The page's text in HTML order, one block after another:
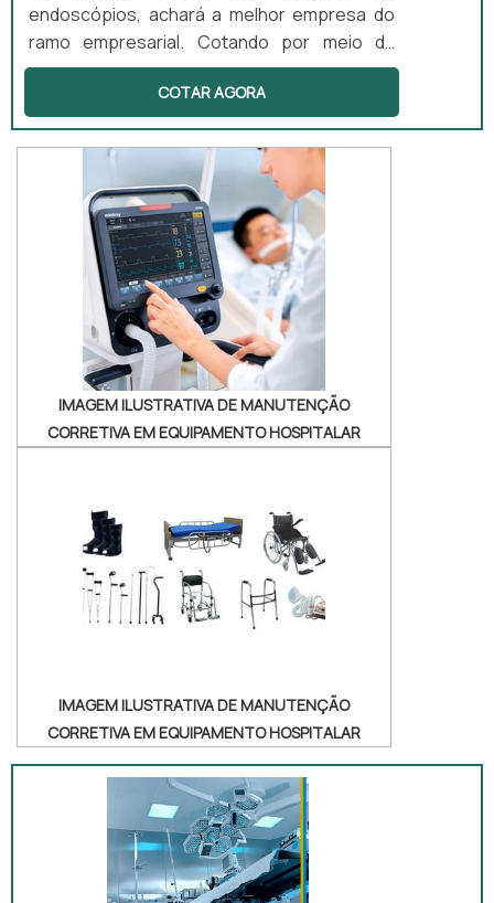
endoscópios, achará a melhor empresa do
ramo empresarial. Cotando por meio da
própria empresa e descobrindo a melhor
referência em qualidade.DIFERENCIAIS
IMPORTANTES DE LAVADORA DE
ENDOSCÓPIOSQuem quer achar lavadora de
endoscópios em uma empresa inovadora,
depara com a Sanders do Brasil. A empresa
atua com lavadoras ultrassônicas e
circuladores de saneantes, garantindo a
satisfação da venda à entrega fin...
COTAR AGORA
IMAGEM ILUSTRATIVA DE MANUTENÇÃO
CORRETIVA EM EQUIPAMENTO HOSPITALAR
IMAGEM ILUSTRATIVA DE MANUTENÇÃO
CORRETIVA EM EQUIPAMENTO HOSPITALAR